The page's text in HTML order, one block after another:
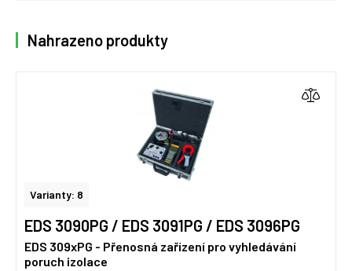
Nahrazeno produkty
Varianty: 8
EDS 3090PG / EDS 3091PG / EDS 3096PG
EDS 309xPG - Přenosná zařízení pro vyhledávání
poruch izolace